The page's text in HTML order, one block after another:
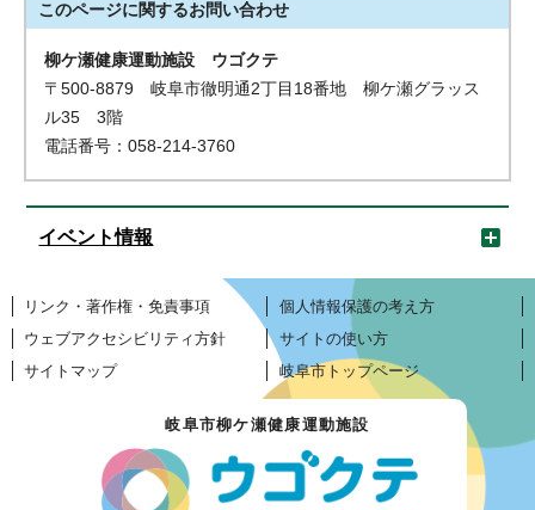
このページに関するお問い合わせ
柳ケ瀬健康運動施設 ウゴクテ
〒500-8879 岐阜市徹明通2丁目18番地 柳ケ瀬グラッス
ル35 3階
電話番号：058-214-3760
イベント情報
リンク・著作権・免責事項
個人情報保護の考え方
ウェブアクセシビリティ方針
サイトの使い方
サイトマップ
岐阜市トップページ
岐阜市柳ケ瀬健康運動施設